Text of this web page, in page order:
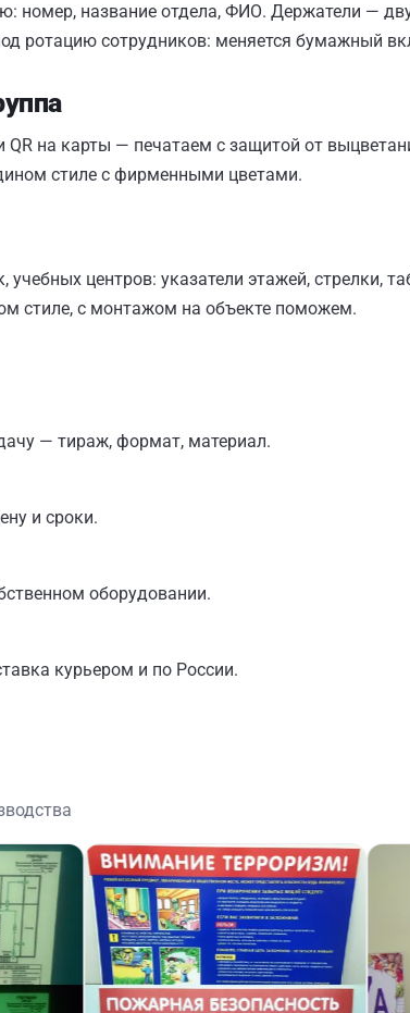
номер, название отдела, ФИО. Держатели —
ротацию сотрудников: меняется бумажный
на карты — печатаем с защитой от
стиле с фирменными цветами.
центров: указатели этажей, стрелки,
стиле, с монтажом на объекте поможем.
— тираж, формат, материал.
и сроки.
оборудовании.
курьером и по России.